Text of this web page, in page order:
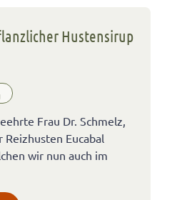
Hustensirup
Frau Dr. Schmelz,
Eucabal
wir nun auch im